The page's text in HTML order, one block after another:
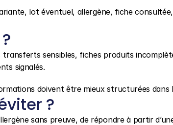
lot éventuel, allergène, fiche
transferts sensibles, fiches produits
signalés.
doivent être mieux structurées dans
?
sans preuve, de répondre à partir